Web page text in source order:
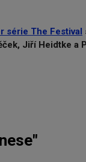
série The Festival
Jiří Heidtke a